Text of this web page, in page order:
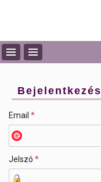
Bejelentkezés
Email *
Jelszó *